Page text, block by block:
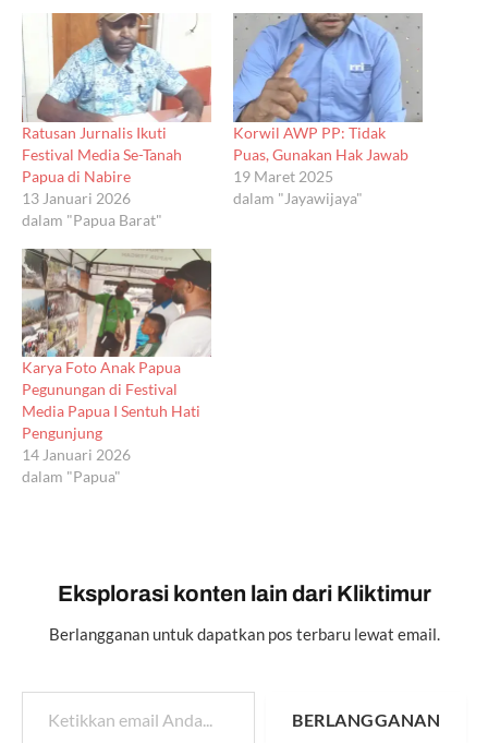
Ratusan Jurnalis Ikuti
Festival Media Se-Tanah
Papua di Nabire
13 Januari 2026
dalam "Papua Barat"
Korwil AWP PP: Tidak
Puas, Gunakan Hak Jawab
19 Maret 2025
dalam "Jayawijaya"
Karya Foto Anak Papua
Pegunungan di Festival
Media Papua I Sentuh Hati
Pengunjung
14 Januari 2026
dalam "Papua"
Eksplorasi konten lain dari Kliktimur
Berlangganan untuk dapatkan pos terbaru lewat email.
Ketikkan email Anda...
BERLANGGANAN